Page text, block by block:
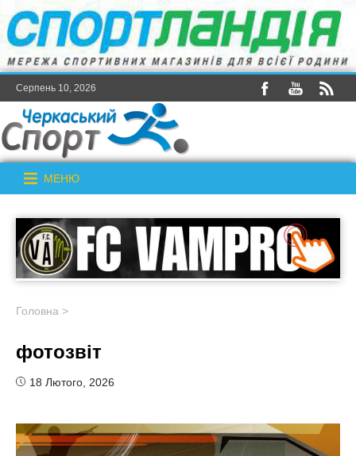
Серпень 10, 2026
МЕНЮ
Головна >
фотозвіт
18 Лютого, 2026